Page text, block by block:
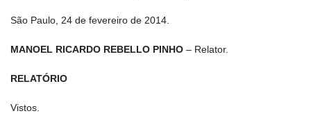
São Paulo, 24 de fevereiro de 2014.
MANOEL RICARDO REBELLO PINHO – Relator.
RELATÓRIO
Vistos.